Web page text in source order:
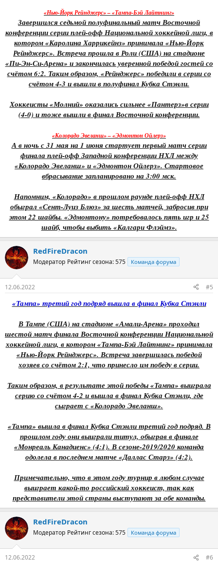
«Нью-Йорк Рейнджерс» – «Тампа-Бэй Лайтнинг»
Завершился седьмой полуфинальный матч Восточной
конференции серии плей-офф Национальной хоккейной лиги, в
котором «Каролина Харрикейнз» принимала «Нью-Йорк
Рейнджерс». Встреча прошла в Роли (США) на стадионе
«Пи-Эн-Си-Арена» и закончилась уверенной победой гостей со
счётом 6:2. Таким образом, «Рейнджерс» победили в серии со
счётом 4-3 и вышли в полуфинал Кубка Стэнли.
Хоккеисты «Молний» оказались сильнее «Пантерз»в серии
(4-0) и тоже вышли в финал Восточной конференции.
«Колорадо Эвеланш» – «Эдмонтон Ойлерз»
А в ночь с 31 мая на 1 июня стартует первый матч серии
финала плей-офф Западной конференции НХЛ между
«Колорадо Эвеланш» и «Эдмонтон Ойлерз». Стартовое
вбрасывание запланировано на 3:00 мск.
Напомним, «Колорадо» в прошлом раунде плей-офф НХЛ
обыграл «Сент-Луиз Блюз» за шесть матчей, забросив при
этом 22 шайбы. «Эдмонтону» потребовалось пять игр и 25
шайб, чтобы выбить «Калгари Флэймз».
RedFireDracon
Модератор Рейтинг сезона: 575 Команда форума
12.06.2022 #5
«Тампа» третий год подряд вышла в финал Кубка Стэнли
В Тампе (США) на стадионе «Амали-Арена» проходил
шестой матч финала Восточной конференции Национальной
хоккейной лиги, в котором «Тампа-Бэй Лайтнинг» принимала
«Нью-Йорк Рейнджерс». Встреча завершилась победой
хозяев со счётом 2:1, что принесло им победу в серии.
Таким образом, в результате этой победы «Тампа» выиграла
серию со счётом 4-2 и вышла в финал Кубка Стэнли, где
сыграет с «Колорадо Эвеланш».
«Тампа» вышла в финал Кубка Стэнли третий год подряд. В
прошлом году они выиграли титул, обыграв в финале
«Монреаль Канадиенс» (4:1). В сезоне-2019/2020 команда
одолела в последнем матче «Даллас Старз» (4:2).
Примечательно, что в этом году турнир в любом случае
выиграет какой-то российский хоккеист, так как
представители этой страны выступают за обе команды.
RedFireDracon
Модератор Рейтинг сезона: 575 Команда форума
12.06.2022 #6